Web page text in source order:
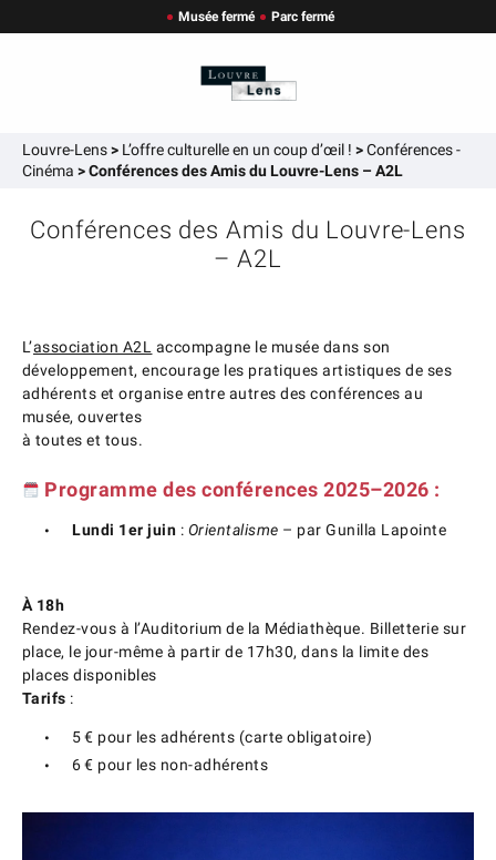
Musée fermé Parc fermé
Louvre-Lens> L’offre culturelle en un coup d’œil ! >Conférences -
Cinéma >Conférences des Amis du Louvre-Lens – A2L
Conférences des Amis du Louvre-Lens
– A2L
L’association A2L accompagne le musée dans son
développement, encourage les pratiques artistiques de ses
adhérents et organise entre autres des conférences au
musée, ouvertes
à toutes et tous.
Programme des conférences 2025–2026 :
Lundi 1er juin : Orientalisme – par Gunilla Lapointe
À 18h
Rendez-vous à l’Auditorium de la Médiathèque. Billetterie sur
place, le jour-même à partir de 17h30, dans la limite des
places disponibles
Tarifs :
5 € pour les adhérents (carte obligatoire)
6 € pour les non-adhérents